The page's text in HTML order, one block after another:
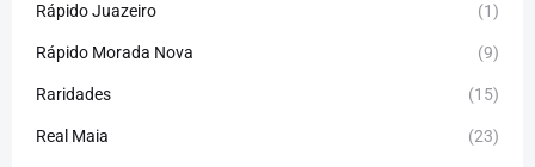
Rápido Juazeiro (1)
Rápido Morada Nova (9)
Raridades (15)
Real Maia (23)